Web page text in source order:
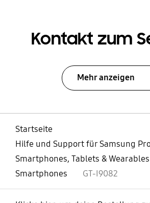
Kontakt zum
Mehr anzeigen
Startseite
Hilfe und Support für Samsung
Smartphones, Tablets & Wearables
Smartphones
GT-I9082